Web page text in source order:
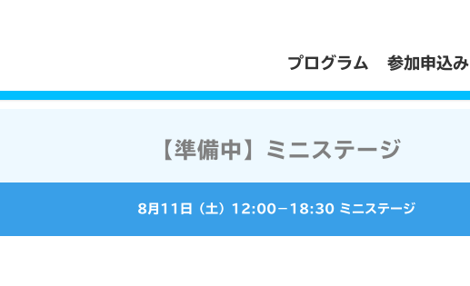
プログラム 参加申込み
【準備中】ミニステージ
8月11日（土） 12:00− 18:30 ミニステージ